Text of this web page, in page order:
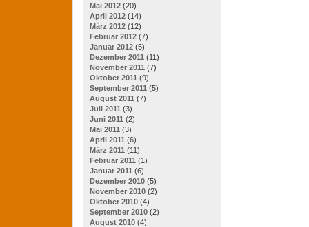
Mai 2012 (20)
April 2012 (14)
März 2012 (12)
Februar 2012 (7)
Januar 2012 (5)
Dezember 2011 (11)
November 2011 (7)
Oktober 2011 (9)
September 2011 (5)
August 2011 (7)
Juli 2011 (3)
Juni 2011 (2)
Mai 2011 (3)
April 2011 (6)
März 2011 (11)
Februar 2011 (1)
Januar 2011 (6)
Dezember 2010 (5)
November 2010 (2)
Oktober 2010 (4)
September 2010 (2)
August 2010 (4)